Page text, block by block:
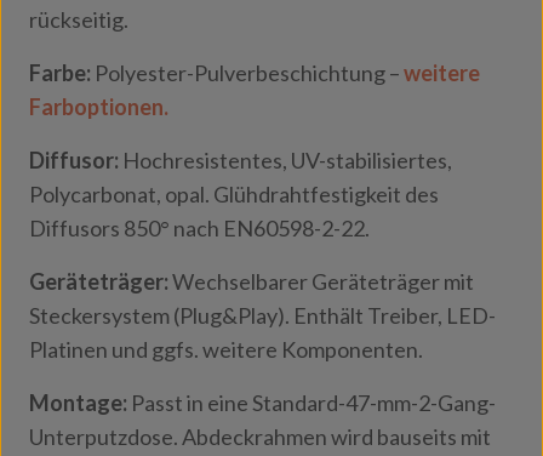
rückseitig.
Farbe: Polyester-Pulverbeschichtung –weitere
Farboptionen.
Diffusor: Hochresistentes, UV-stabilisiertes,
Polycarbonat, opal. Glühdrahtfestigkeit des
Diffusors 850° nach EN60598-2-22.
Geräteträger:Wechselbarer Geräteträger mit
Steckersystem (Plug&Play). Enthält Treiber, LED-
Platinen und ggfs. weitere Komponenten.
Montage: Passt in eine Standard-47-mm-2-Gang-
Unterputzdose. Abdeckrahmen wird bauseits mit